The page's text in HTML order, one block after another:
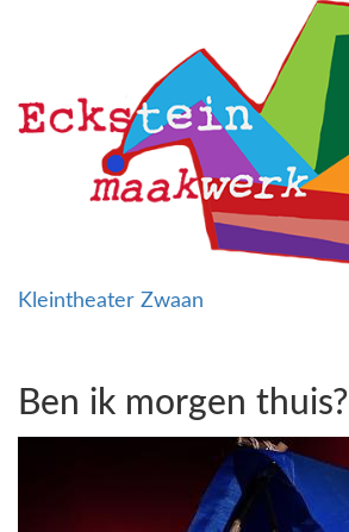
Kleintheater Zwaan
Ben ik morgen thuis?